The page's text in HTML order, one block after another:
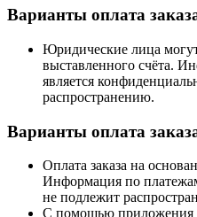
Варианты оплата
Юридические лица
выставленного счёта.
является
распространению.
Варианты оплата
Оплата заказа на
Информация по
не подлежит
С помощью